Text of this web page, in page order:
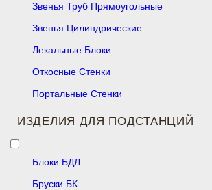
Звенья Труб Прямоугольные
Звенья Цилиндрические
Лекальные Блоки
Откосные Стенки
Портальные Стенки
ИЗДЕЛИЯ ДЛЯ ПОДСТАНЦИЙ
Блоки БДЛ
Бруски БК